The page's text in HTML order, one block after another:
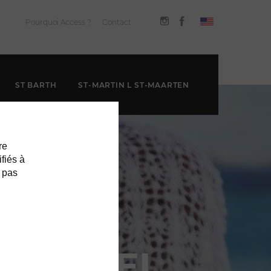
Pourquoi Access ? Contact
ST BARTH ST-MARTIN L ST-MAARTEN
à
pas